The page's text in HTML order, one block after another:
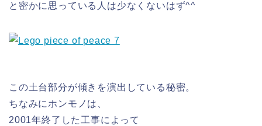
と密かに思っている人は少なくないはず^^
この土台部分が傾きを演出している秘密。
ちなみにホンモノは、
2001年終了した工事によって